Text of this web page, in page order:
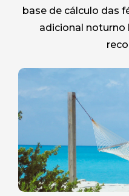
base de cálculo das
adicional noturno